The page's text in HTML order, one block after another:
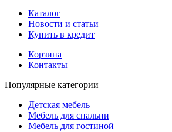
Каталог
Новости и статьи
Купить в кредит
Корзина
Контакты
Популярные категории
Детская мебель
Мебель для спальни
Мебель для гостиной